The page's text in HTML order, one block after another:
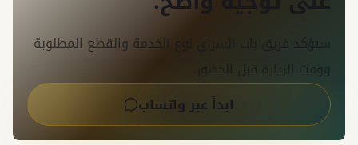
سيؤكد فريق باب السراي نوع الخدمة والقطع المطلوبة
ووقت الزيارة قبل الحضور.
ابدأ عبر واتساب